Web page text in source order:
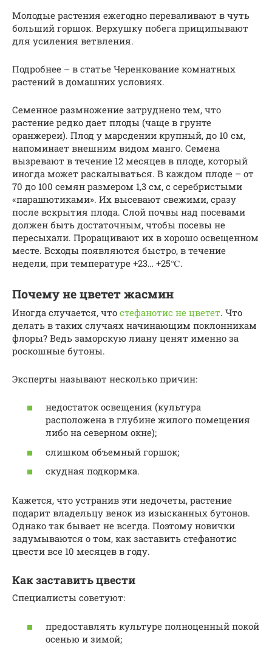
Молодые растения ежегодно переваливают в чуть
больший горшок. Верхушку побега прищипывают
для усиления ветвления.
Подробнее – в статье Черенкование комнатных
растений в домашних условиях.
Семенное размножение затруднено тем, что
растение редко дает плоды (чаще в грунте
оранжереи). Плод у марсдении крупный, до 10 см,
напоминает внешним видом манго. Семена
вызревают в течение 12 месяцев в плоде, который
иногда может раскалываться. В каждом плоде – от
70 до 100 семян размером 1,3 см, с серебристыми
«парашютиками». Их высевают свежими, сразу
после вскрытия плода. Слой почвы над посевами
должен быть достаточным, чтобы посевы не
пересыхали. Проращивают их в хорошо освещенном
месте. Всходы появляются быстро, в течение
недели, при температуре +23… +25℃.
Почему не цветет жасмин
Иногда случается, что стефанотис не цветет. Что
делать в таких случаях начинающим поклонникам
флоры? Ведь заморскую лиану ценят именно за
роскошные бутоны.
Эксперты называют несколько причин:
недостаток освещения (культура
расположена в глубине жилого помещения
либо на северном окне);
слишком объемный горшок;
скудная подкормка.
Кажется, что устранив эти недочеты, растение
подарит владельцу венок из изысканных бутонов.
Однако так бывает не всегда. Поэтому новички
задумываются о том, как заставить стефанотис
цвести все 10 месяцев в году.
Как заставить цвести
Специалисты советуют:
предоставлять культуре полноценный покой
осенью и зимой;